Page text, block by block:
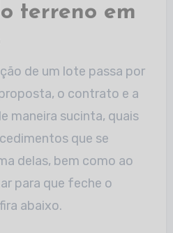
terreno em
de um lote passa por
o contrato e a
maneira sucinta, quais
que se
delas, bem como ao
para que feche o
abaixo.